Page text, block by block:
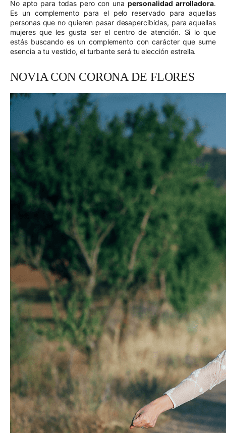
No apto para todas pero con una personalidad arrolladora.
Es un complemento para el pelo reservado para aquellas
personas que no quieren pasar desapercibidas, para aquellas
mujeres que les gusta ser el centro de atención. Si lo que
estás buscando es un complemento con carácter que sume
esencia a tu vestido, el turbante será tu elección estrella.
NOVIA CON CORONA DE FLORES